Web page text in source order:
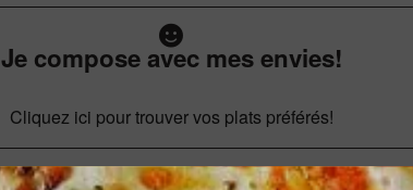
Je compose avec mes envies!
Cliquez ici pour trouver vos plats préférés!